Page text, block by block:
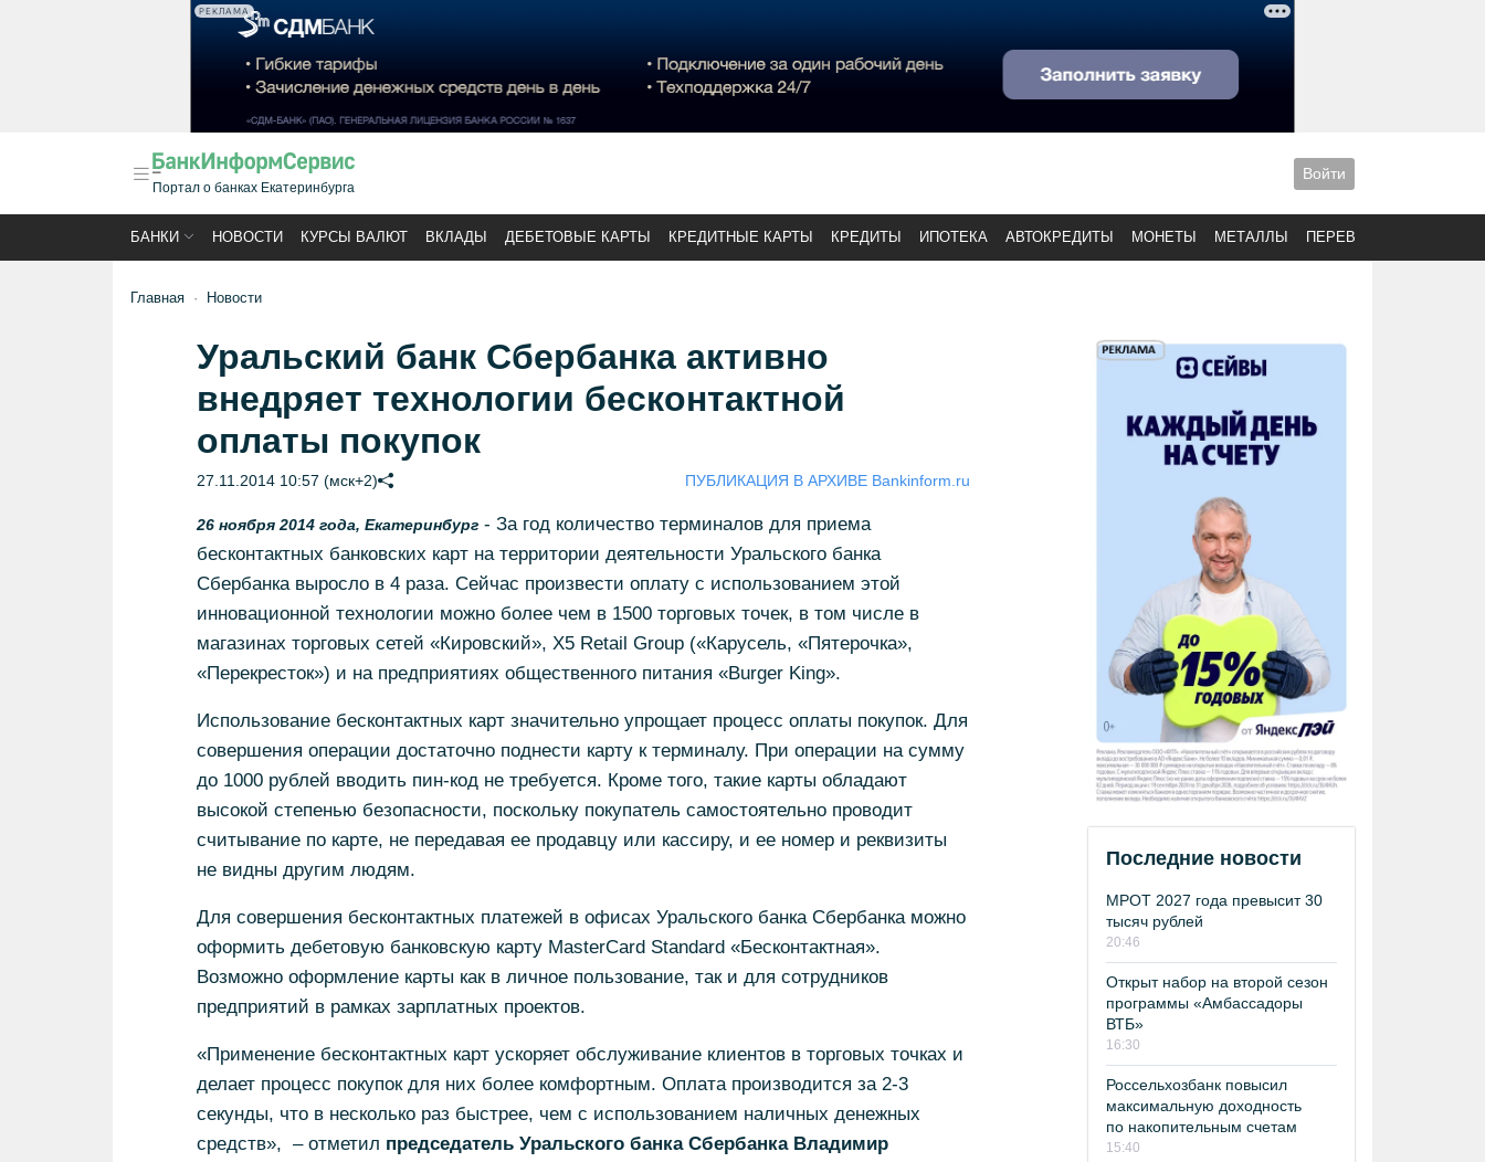
РЕКЛАМА
Портал о банках Екатеринбурга
Войти
БАНКИ НОВОСТИ КУРСЫ ВАЛЮТ ВКЛАДЫ ДЕБЕТОВЫЕ КАРТЫ КРЕДИТНЫЕ КАРТЫ КРЕДИТЫ ИПОТЕКА АВТОКРЕДИТЫ МОНЕТЫ МЕТАЛЛЫ ПЕРЕВОДЫ
Главная Новости
Уральский банк Сбербанка активно
внедряет технологии бесконтактной
оплаты покупок
27.11.2014 10:57 (мск+2) ПУБЛИКАЦИЯ В АРХИВЕ Bankinform.ru
26 ноября 2014 года, Екатеринбург- За год количество терминалов для приема
бесконтактных банковских карт на территории деятельности Уральского банка
Сбербанка выросло в 4 раза. Сейчас произвести оплату с использованием этой
инновационной технологии можно более чем в 1500 торговых точек, в том числе в
магазинах торговых сетей «Кировский», X5 Retail Group («Карусель, «Пятерочка»,
«Перекресток») и на предприятиях общественного питания «Burger King».
Использование бесконтактных карт значительно упрощает процесс оплаты покупок. Для
совершения операции достаточно поднести карту к терминалу. При операции на сумму
до 1000 рублей вводить пин-код не требуется. Кроме того, такие карты обладают
высокой степенью безопасности, поскольку покупатель самостоятельно проводит
считывание по карте, не передавая ее продавцу или кассиру, и ее номер и реквизиты
не видны другим людям.
Для совершения бесконтактных платежей в офисах Уральского банка Сбербанка можно
оформить дебетовую банковскую карту MasterCard Standard «Бесконтактная».
Возможно оформление карты как в личное пользование, так и для сотрудников
предприятий в рамках зарплатных проектов.
«Применение бесконтактных карт ускоряет обслуживание клиентов в торговых точках и
делает процесс покупок для них более комфортным. Оплата производится за 2-3
секунды, что в несколько раз быстрее, чем с использованием наличных денежных
средств», – отметил председатель Уральского банка Сбербанка Владимир
Последние новости
МРОТ 2027 года превысит 30
тысяч рублей
20:46
Открыт набор на второй сезон
программы «Амбассадоры
ВТБ»
16:30
Россельхозбанк повысил
максимальную доходность
по накопительным счетам
15:40